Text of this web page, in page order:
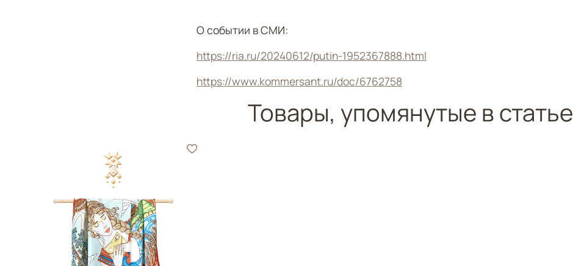
О событии в СМИ:
https://ria.ru/20240612/putin-1952367888.html
https://www.kommersant.ru/doc/6762758
Товары, упомянутые в статье